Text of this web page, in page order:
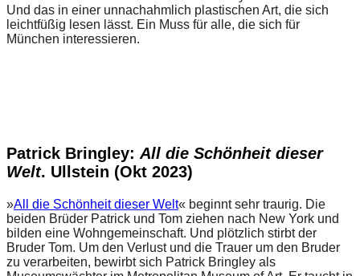
Und das in einer unnachahmlich plastischen Art, die sich
leichtfüßig lesen lässt. Ein Muss für alle, die sich für
München interessieren.
Patrick Bringley: All die Schönheit dieser
Welt. Ullstein (Okt 2023)
»All die Schönheit dieser Welt« beginnt sehr traurig. Die
beiden Brüder Patrick und Tom ziehen nach New York und
bilden eine Wohngemeinschaft. Und plötzlich stirbt der
Bruder Tom. Um den Verlust und die Trauer um den Bruder
zu verarbeiten, bewirbt sich Patrick Bringley als